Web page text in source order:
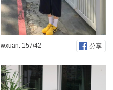
wxuan. 157/42 分享